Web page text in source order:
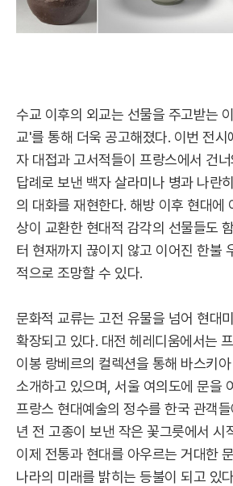
수교 이후의 외교는 선물을 주고받는
교'를 통해 더욱 공고해졌다. 이번 전시
자 대접과 고서적들이 프랑스에서 건너
답례로 보낸 백자 살라미나 병과 나란
의 대화를 재현한다. 해방 이후 현대에
상이 교환한 현대적 감각의 선물들도
터 현재까지 끊이지 않고 이어진 한불
적으로 조망할 수 있다.
문화적 교류는 고전 유물을 넘어 현대
확장되고 있다. 대전 헤레디움에서는
이봉 랑베르의 컬렉션을 통해 바스키
소개하고 있으며, 서울 여의도에 문을
프랑스 현대예술의 정수를 한국 관객
년 전 고종이 보낸 작은 꽃그릇에서 시
이제 전통과 현대를 아우르는 거대한
나라의 미래를 밝히는 등불이 되고 있